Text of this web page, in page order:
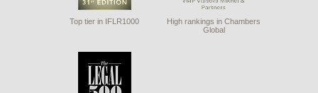
Top tier in IFLR1000
High rankings in Chambers
Global